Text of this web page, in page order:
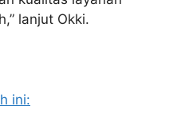
lanjut Okki.
ini: